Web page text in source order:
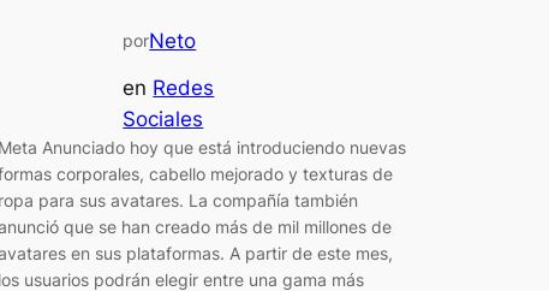
porNeto
en Redes
Sociales
Meta Anunciado hoy que está introduciendo nuevas
corporales, cabello mejorado y texturas de
ropa para sus avatares. La compañía también
que se han creado más de mil millones de
en sus plataformas. A partir de este mes,
los usuarios podrán elegir entre una gama más